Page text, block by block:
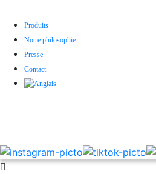
Produits
Notre philosophie
Presse
Contact